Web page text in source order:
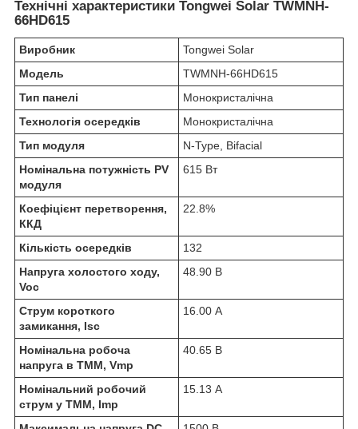
Технічні характеристики Tongwei Solar TWMNH-
66HD615
Виробник
Tongwei Solar
Модель
TWMNH-66HD615
Тип панелі
Монокристалічна
Технологія осередків
Монокристалічна
Тип модуля
N-Type, Bifacial
Номінальна потужність PV
модуля
615 Вт
Коефіцієнт перетворення,
ККД
22.8%
Кількість осередків
132
Напруга холостого ходу,
Voc
48.90 В
Струм короткого
замикання, Isc
16.00 А
Номінальна робоча
напруга в ТММ, Vmp
40.65 В
Номінальний робочий
струм у ТММ, Imp
15.13 А